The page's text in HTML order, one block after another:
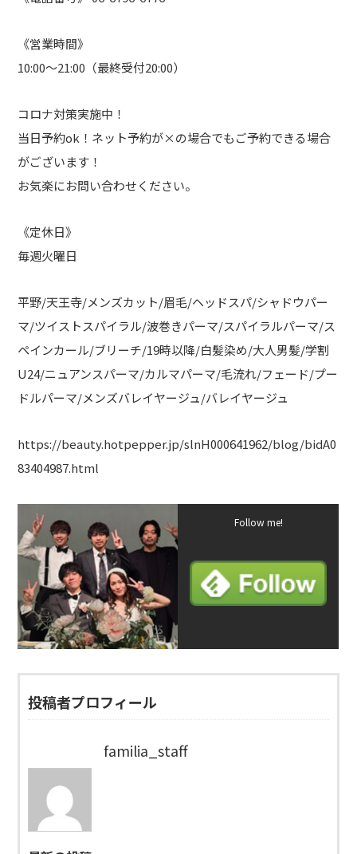
《営業時間》
10:00～21:00（最終受付20:00）
コロナ対策実施中！
当日予約ok！ネット予約が×の場合でもご予約できる場合
がございます！
お気楽にお問い合わせください。
《定休日》
毎週火曜日
平野/天王寺/メンズカット/眉毛/ヘッドスパ/シャドウパー
マ/ツイストスパイラル/波巻きパーマ/スパイラルパーマ/ス
ペインカール/ブリーチ/19時以降/白髪染め/大人男髪/学割
U24/ニュアンスパーマ/カルマパーマ/毛流れ/フェード/プー
ドルパーマ/メンズバレイヤージュ/バレイヤージュ
https://beauty.hotpepper.jp/slnH000641962/blog/bidA0
83404987.html
Follow me!
投稿者プロフィール
familia_staff